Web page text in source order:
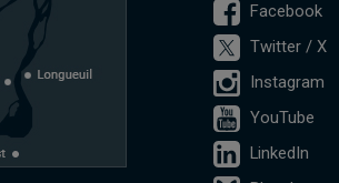
Facebook
Twitter / X
Instagram
YouTube
LinkedIn